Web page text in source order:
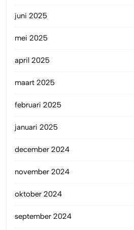
juni 2025
mei 2025
april 2025
maart 2025
februari 2025
januari 2025
december 2024
november 2024
oktober 2024
september 2024